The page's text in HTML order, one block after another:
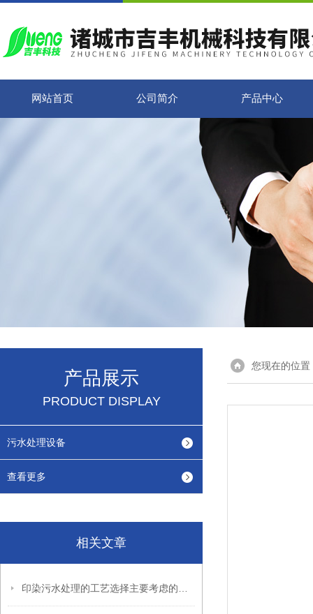
网站首页 公司简介 产品中心
产品展示
PRODUCT DISPLAY
污水处理设备
查看更多
相关文章
您现在的位置